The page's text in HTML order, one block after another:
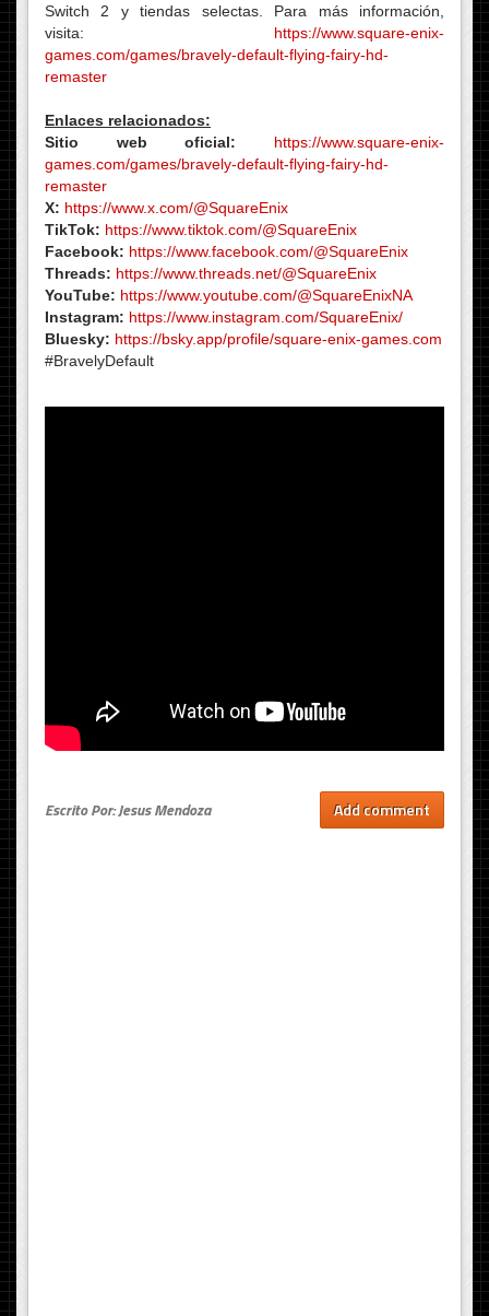
Switch 2 y tiendas selectas. Para más información,
visita: https://www.square-enix-
games.com/games/bravely-default-flying-fairy-hd-
remaster
Enlaces relacionados:
Sitio web oficial:
https://www.square-enix-
games.com/games/bravely-default-flying-fairy-hd-
remaster
X: https://www.x.com/@SquareEnix
TikTok: https://www.tiktok.com/@SquareEnix
Facebook: https://www.facebook.com/@SquareEnix
Threads: https://www.threads.net/@SquareEnix
YouTube: https://www.youtube.com/@SquareEnixNA
Instagram: https://www.instagram.com/SquareEnix/
Bluesky: https://bsky.app/profile/square-enix-games.com
#BravelyDefault
Escrito Por: Jesus Mendoza Add comment